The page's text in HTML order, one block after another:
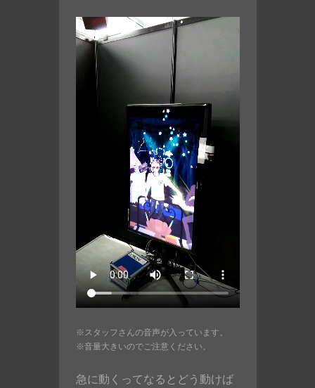
※スタッフさんの音声が入っています。
※音量大きいのでご注意ください。
急に動くってなるとどう動けば